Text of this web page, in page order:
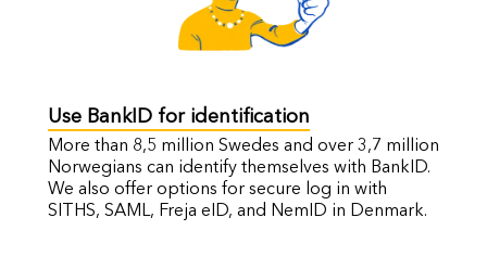
Use BankID for identification
More than 8,5 million Swedes and over 3,7 million
Norwegians can identify themselves with BankID.
We also offer options for secure log in with
SITHS, SAML, Freja eID, and NemID in Denmark.